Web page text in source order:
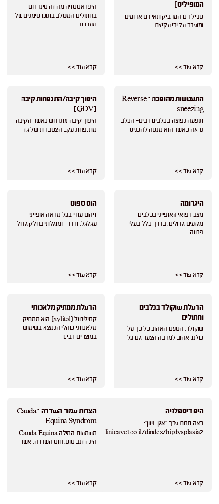
המופיליס)
טפיל דם המדביק תאי דם אדומים
ומועבר על ידי עקיצת
קרא עוד > >
היפראסטזיה מה זה סינדרום
בחתולים המשלב בתוכו סימנים של
מערכת
קרא עוד > >
התעטשות מהופכת – Reverse
sneezing
תופעה נפוצה בכלבים רבים- הכלב
נראה כאשר הוא מנסה להכניס
קרא עוד > >
היפוך קיבה/התנפחות קיבה
(GDV)
היפוך קיבה מתרחש כאשר הקיבה
מתנפחת עקב הצטברות של גז
קרא עוד > >
היגרומה
מצב רפואי האופייני בכלבים
מגזעים גדולים, בדרך כלל בעלי
פרווה
קרא עוד > >
הוט ספוט
זיהום עורי בעל מראה אופייני
עגלגל, ורדרד ומוגלתי בחלק גדול
קרא עוד > >
הרעלת שוקולד בכלבים
וחתולים
שוקולד, הטעם האהוב כל כך על
כולנו, אהוב למרבה הצער גם על
קרא עוד > >
הרעלת ממתיק מלאכותי
קסיליטול (xylitol) הוא ממתיק
מלאכותי כוהלי הנמצא בשימוש
במוצרים רבים
קרא עוד > >
היפ דיספלזיה
ראה תחת ערך "אגן-ניוון":
https://www.haclinicavet.co.il/dindex/hipdysplasia2/
קרא עוד > >
הצרות עמוד השדרה – Cauda
Equina Syndrom
משמעות המילה Cauda Equina
הינה זנב סוס. חוט השדרה, אשר
קרא עוד > >